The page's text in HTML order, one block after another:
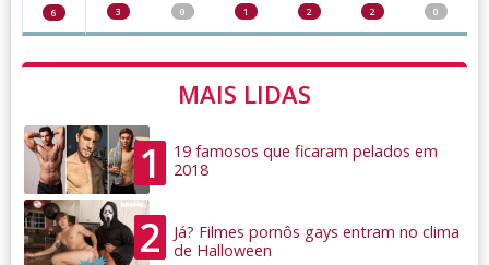
6 3 0 1 2 2 0
MAIS LIDAS
1
19 famosos que ficaram pelados em
2018
2
Já? Filmes pornôs gays entram no clima
de Halloween